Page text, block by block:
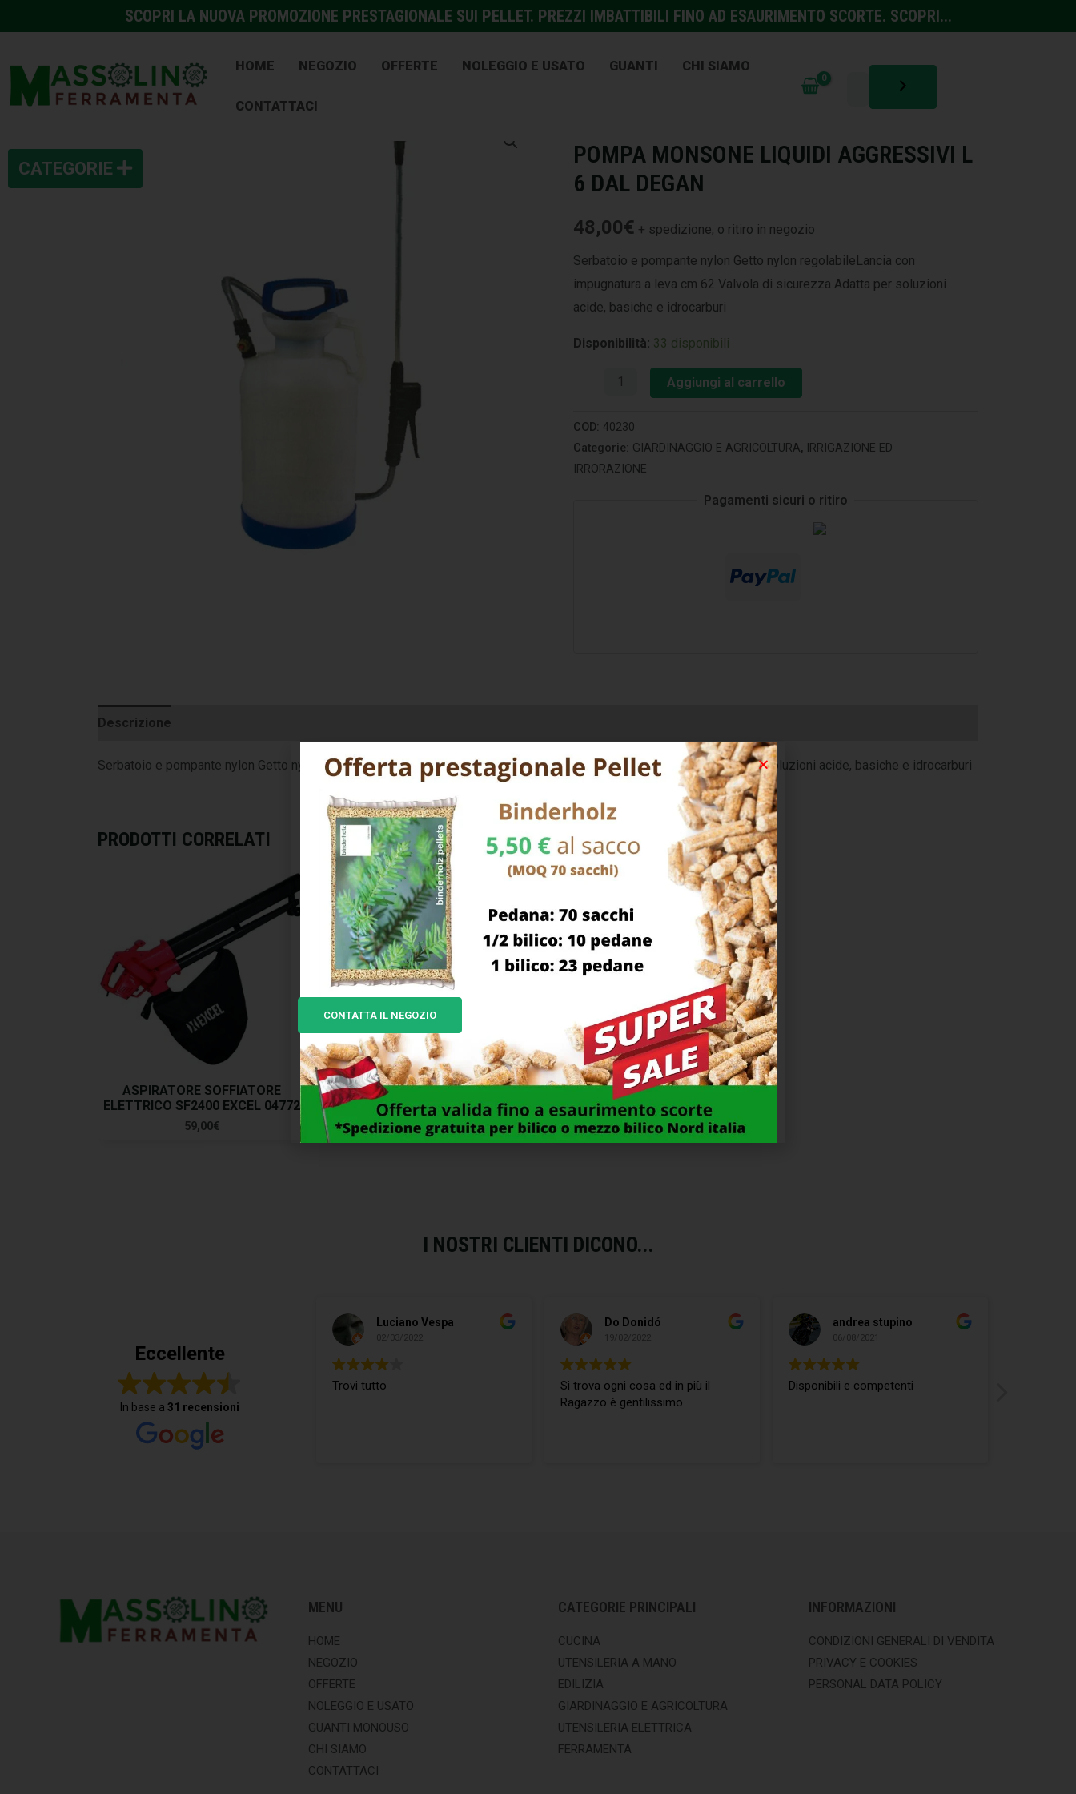
SCOPRI LA NUOVA PROMOZIONE PRESTAGIONALE SUI PELLET. PREZZI IMBATTIBILI FINO AD ESAURIMENTO SCORTE. SCOPRI...
HOME NEGOZIO OFFERTE NOLEGGIO E USATO GUANTI CHI SIAMO
CONTATTACI
POMPA MONSONE LIQUIDI AGGRESSIVI L
6 DAL DEGAN
48,00€ + spedizione, o ritiro in negozio
Serbatoio e pompante nylon Getto nylon regolabileLancia con
impugnatura a leva cm 62 Valvola di sicurezza Adatta per soluzioni
acide, basiche e idrocarburi
Disponibilità: 33 disponibili
Aggiungi al carrello
COD: 40230
Categorie: GIARDINAGGIO E AGRICOLTURA, IRRIGAZIONE ED
IRRORAZIONE
Pagamenti sicuri o ritiro
Descrizione
Serbatoio e pompante nylon Getto nylon regolabileLancia con impugnatura a leva cm 62 Valvola di sicurezza Adatta per soluzioni acide, basiche e idrocarburi
PRODOTTI CORRELATI
ASPIRATORE SOFFIATORE
ELETTRICO SF2400 EXCEL 04772
59,00€
AFFILACATENE ELETTRICO AF104
EXCEL 07165
79,00€
MOLA AFFILCATENE AF104
104×4,5 F.22,0 EXCEL 07310
6,00€
I NOSTRI CLIENTI DICONO...
Eccellente
In base a 31 recensioni
Luciano Vespa
02/03/2022
Trovi tutto
Do Donidó
19/02/2022
Si trova ogni cosa ed in più il
Ragazzo è gentilissimo
andrea stupino
06/08/2021
Disponibili e competenti
MENU
HOME
NEGOZIO
OFFERTE
NOLEGGIO E USATO
GUANTI MONOUSO
CHI SIAMO
CONTATTACI
CATEGORIE PRINCIPALI
CUCINA
UTENSILERIA A MANO
EDILIZIA
GIARDINAGGIO E AGRICOLTURA
UTENSILERIA ELETTRICA
FERRAMENTA
INFORMAZIONI
CONDIZIONI GENERALI DI VENDITA
PRIVACY E COOKIES
PERSONAL DATA POLICY
CONTATTA IL NEGOZIO